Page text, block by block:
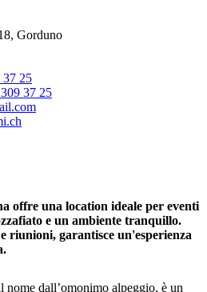
Gorduno
37 25
37 25
offre una location ideale per eventi
e un ambiente tranquillo.
riunioni, garantisce un'esperienza
dall’omonimo alpeggio, è un